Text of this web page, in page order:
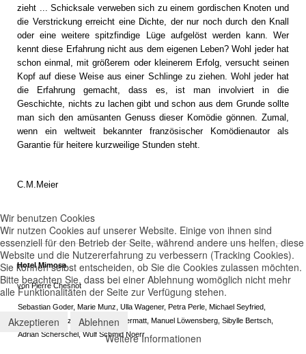
zieht ... Schicksale verweben sich zu einem gordischen Knoten und
die Verstrickung erreicht eine Dichte, der nur noch durch den Knall
oder eine weitere spitzfindige Lüge aufgelöst werden kann. Wer
kennt diese Erfahrung nicht aus dem eigenen Leben? Wohl jeder hat
schon einmal, mit größerem oder kleinerem Erfolg, versucht seinen
Kopf auf diese Weise aus einer Schlinge zu ziehen. Wohl jeder hat
die Erfahrung gemacht, dass es, ist man involviert in die
Geschichte, nichts zu lachen gibt und schon aus dem Grunde sollte
man sich den amüsanten Genuss dieser Komödie gönnen. Zumal,
wenn ein weltweit bekannter französischer Komödienautor als
Garantie für heitere kurzweilige Stunden steht.
C.M.Meier
Hotel Mimosa
von Pierre Chesnot
Sebastian Goder, Marie Munz, Ulla Wagener, Petra Perle, Michael Seyfried,
Herman van Ulzen, Susanne Odermatt, Manuel Löwensberg, Sibylle Bertsch,
Adrian Scherschel, Wulf Schmid Noerr
Wir benutzen Cookies
Wir nutzen Cookies auf unserer Website. Einige von ihnen sind
essenziell für den Betrieb der Seite, während andere uns helfen, diese
Website und die Nutzererfahrung zu verbessern (Tracking Cookies).
Sie können selbst entscheiden, ob Sie die Cookies zulassen möchten.
Bitte beachten Sie, dass bei einer Ablehnung womöglich nicht mehr
alle Funktionalitäten der Seite zur Verfügung stehen.
Akzeptieren
Ablehnen
Weitere Informationen